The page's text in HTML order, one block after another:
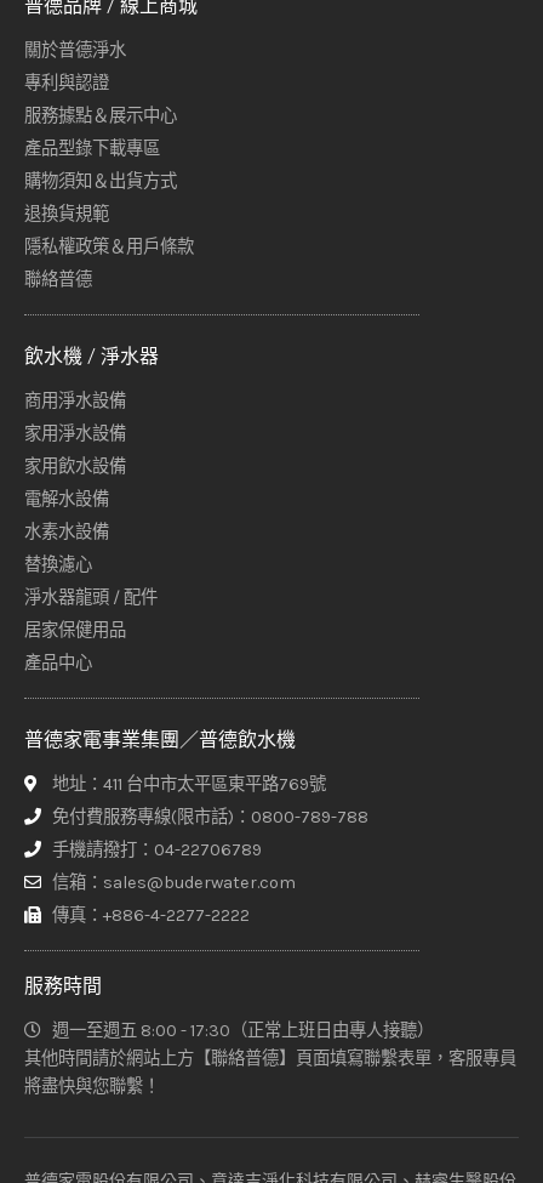
普德品牌 / 線上商城
關於普德淨水
專利與認證
服務據點＆展示中心
產品型錄下載專區
購物須知＆出貨方式
退換貨規範
隱私權政策＆用戶條款
聯絡普德
飲水機 / 淨水器
商用淨水設備
家用淨水設備
家用飲水設備
電解水設備
水素水設備
替換濾心
淨水器龍頭 / 配件
居家保健用品
產品中心
普德家電事業集團／普德飲水機
地址：411 台中市太平區東平路769號
免付費服務專線(限市話)：0800-789-788
手機請撥打：04-22706789
信箱：sales@buderwater.com
傳真：+886-4-2277-2222
服務時間
週一至週五 8:00 - 17:30（正常上班日由專人接聽）
其他時間請於網站上方【聯絡普德】頁面填寫聯繫表單，客服專員
將盡快與您聯繫！